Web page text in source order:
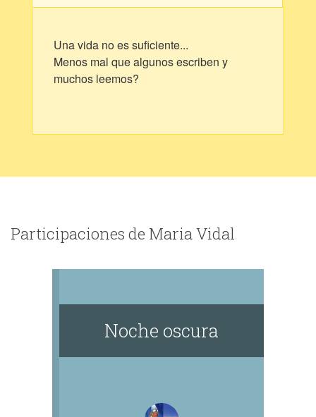
Una vida no es suficiente...
Menos mal que algunos escriben y
muchos leemos?
Participaciones de Maria Vidal
Noche oscura